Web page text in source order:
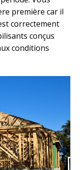
première car il
correctement
conçus
conditions